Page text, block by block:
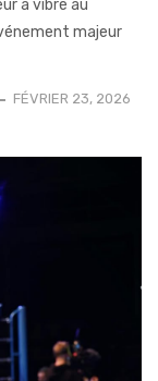
a vibré au
majeur
FÉVRIER 23, 2026